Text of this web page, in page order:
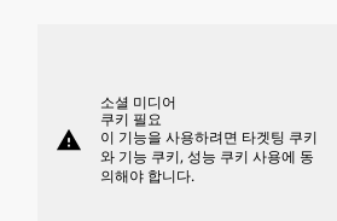
warning
소셜 미디어
쿠키 필요
이 기능을 사용하려면 타겟팅 쿠키
와 기능 쿠키, 성능 쿠키 사용에 동
의해야 합니다.